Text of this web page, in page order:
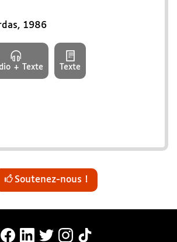
, 1986
+ Texte Texte
Soutenez-nous !
MonaLira Sur Facebook (nouvelle
MonaLira Sur Linkedin
MonaLira Sur Twitter
MonaLira Sur